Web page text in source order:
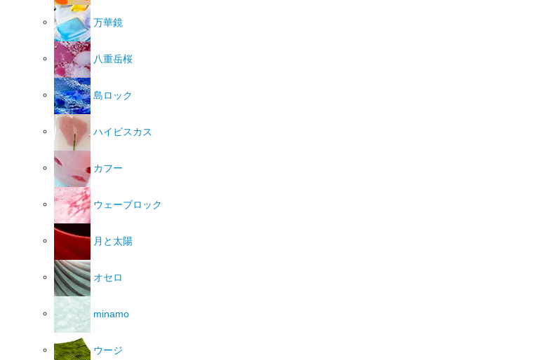
万華鏡
八重岳桜
島ロック
ハイビスカス
カフー
ウェーブロック
月と太陽
オセロ
minamo
ウージ